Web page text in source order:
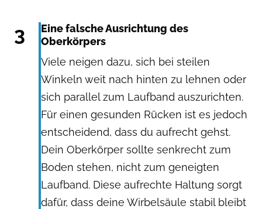
3
Eine falsche Ausrichtung des
Oberkörpers
Viele neigen dazu, sich bei steilen
Winkeln weit nach hinten zu lehnen oder
sich parallel zum Laufband auszurichten.
Für einen gesunden Rücken ist es jedoch
entscheidend, dass du aufrecht gehst.
Dein Oberkörper sollte senkrecht zum
Boden stehen, nicht zum geneigten
Laufband. Diese aufrechte Haltung sorgt
dafür, dass deine Wirbelsäule stabil bleibt